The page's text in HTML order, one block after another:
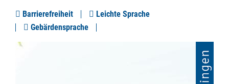
Barrierefreiheit
Leichte Sprache
Gebärdensprache